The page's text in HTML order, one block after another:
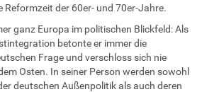
Reformzeit der 60er- und 70er-Jahre.
ganz Europa im politischen Blickfeld: Als
betonte er immer die
Frage und verschloss sich nie
Osten. In seiner Person werden sowohl
deutschen Außenpolitik als auch deren